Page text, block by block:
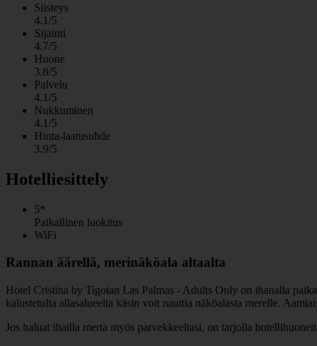
Siisteys
4.1/5
Sijainti
4.7/5
Huone
3.8/5
Palvelu
4.1/5
Nukkuminen
4.1/5
Hinta-laatusuhde
3.9/5
Hotelliesittely
5*
Paikallinen luokitus
WiFi
Rannan äärellä, merinäköala altaalta
Hotel Cristina by Tigotan Las Palmas - Adults Only on ihanalla
kalustetulta allasalueelta käsin voit nauttia näköalasta merelle.
Jos haluat ihailla merta myös parvekkeeltasi, on tarjolla